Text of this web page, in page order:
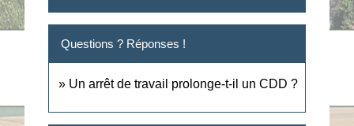
Questions ? Réponses !
Un arrêt de travail prolonge-t-il un CDD ?